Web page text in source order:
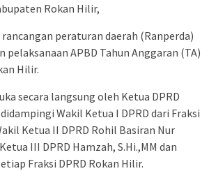
Rokan Hilir,
peraturan daerah (Ranperda)
APBD Tahun Anggaran (TA)
Hilir.
secara langsung oleh Ketua DPRD
Wakil Ketua I DPRD dari Fraksi
Ketua II DPRD Rohil Basiran Nur
III DPRD Hamzah, S.Hi.,MM dan
Fraksi DPRD Rokan Hilir.